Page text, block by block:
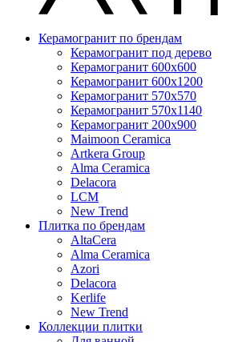
Керамогранит по брендам
Керамогранит под дерево
Керамогранит 600x600
Керамогранит 600x1200
Керамогранит 570x570
Керамогранит 570x1140
Керамогранит 200x900
Maimoon Ceramica
Artkera Group
Alma Ceramica
Delacora
LCM
New Trend
Плитка по брендам
AltaCera
Аlma Ceramica
Azori
Delacora
Kerlife
New Trend
Коллекции плитки